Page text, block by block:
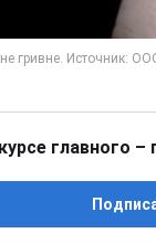
главного